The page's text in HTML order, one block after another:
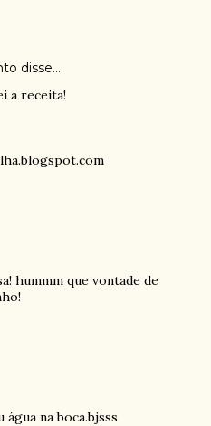
disse…
a receita!
hummm que vontade de
na boca.bjsss